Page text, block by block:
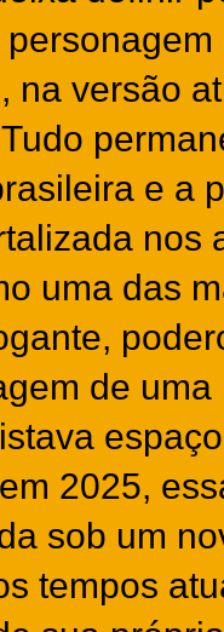
na versão
e a
nos
uma das
de
2025,
sob um
tempos